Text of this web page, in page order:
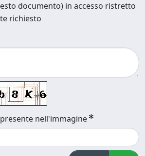
documento) in accesso ristretto
richiesto
nell'immagine